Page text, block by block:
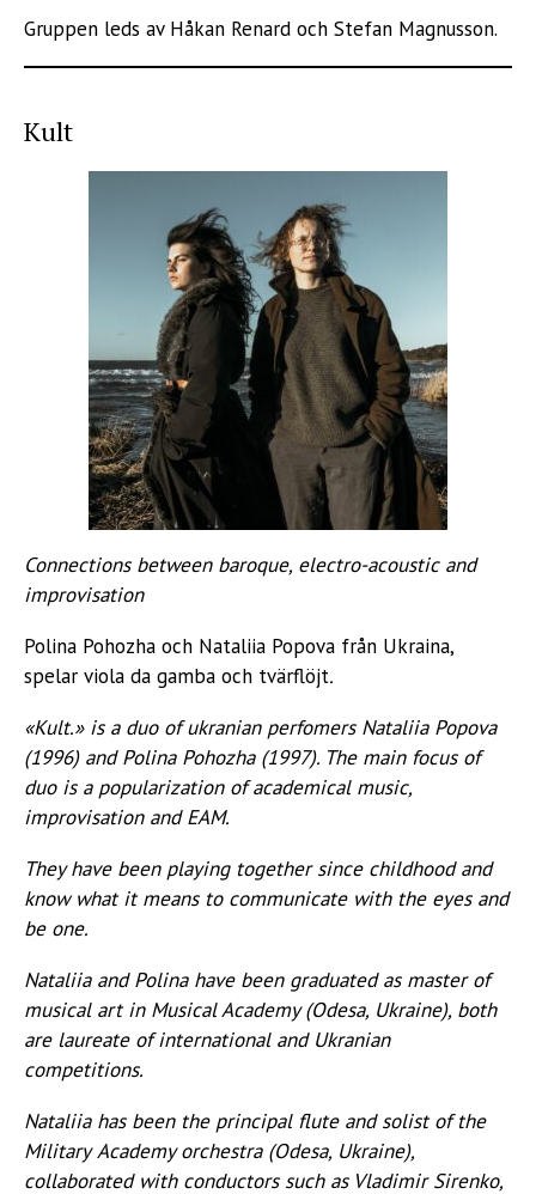
Gruppen leds av Håkan Renard och Stefan Magnusson.
Kult
Connections between baroque, electro-acoustic and
improvisation
Polina Pohozha och Nataliia Popova från Ukraina,
spelar viola da gamba och tvärflöjt.
«Kult.» is a duo of ukranian perfomers Nataliia Popova
(1996) and Polina Pohozha (1997). The main focus of
duo is a popularization of academical music,
improvisation and EAM.
They have been playing together since childhood and
know what it means to communicate with the eyes and
be one.
Nataliia and Polina have been graduated as master of
musical art in Musical Academy (Odesa, Ukraine), both
are laureate of international and Ukranian
competitions.
Nataliia has been the principal flute and solist of the
Military Academy orchestra (Odesa, Ukraine),
collaborated with conductors such as Vladimir Sirenko,